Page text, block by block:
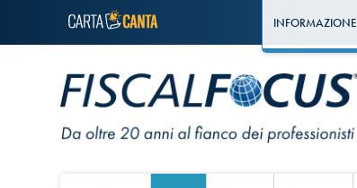
INFORMAZIONE